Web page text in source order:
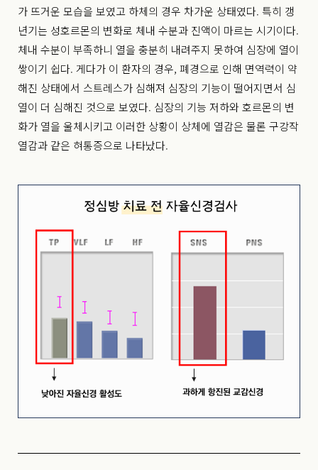
가 뜨거운 모습을 보였고 하체의 경우 차가운 상태였다. 특히 갱
년기는 성호르몬의 변화로 체내 수분과 진액이 마르는 시기이다.
체내 수분이 부족하니 열을 충분히 내려주지 못하여 심장에 열이
쌓이기 쉽다. 게다가 이 환자의 경우, 폐경으로 인해 면역력이 약
해진 상태에서 스트레스가 심해져 심장의 기능이 떨어지면서 심
열이 더 심해진 것으로 보였다. 심장의 기능 저하와 호르몬의 변
화가 열을 울체시키고 이러한 상황이 상체에 열감은 물론 구강작
열감과 같은 혀통증으로 나타났다.